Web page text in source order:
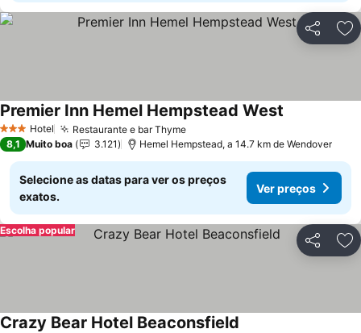
Partilhar
3 EstrelasHotel Restaurante e bar Thyme
Premier Inn Hemel Hempstead West
8,1 Muito boa 3.121 Hemel Hempstead, a 14.7 km de Wendover
Selecione as datas para ver os preços
exatos.
Ver preços
Partilhar
Escolha popular
Crazy Bear Hotel Beaconsfield